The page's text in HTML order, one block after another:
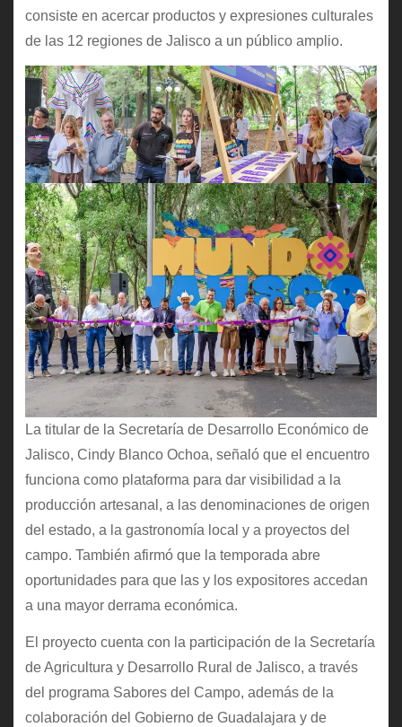
consiste en acercar productos y expresiones culturales
de las 12 regiones de Jalisco a un público amplio.
La titular de la Secretaría de Desarrollo Económico de
Jalisco, Cindy Blanco Ochoa, señaló que el encuentro
funciona como plataforma para dar visibilidad a la
producción artesanal, a las denominaciones de origen
del estado, a la gastronomía local y a proyectos del
campo. También afirmó que la temporada abre
oportunidades para que las y los expositores accedan
a una mayor derrama económica.
El proyecto cuenta con la participación de la Secretaría
de Agricultura y Desarrollo Rural de Jalisco, a través
del programa Sabores del Campo, además de la
colaboración del Gobierno de Guadalajara y de